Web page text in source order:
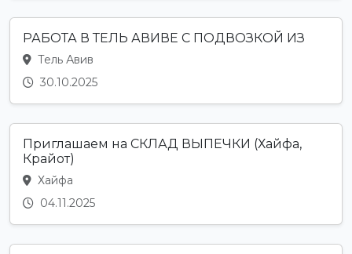
РАБОТА В ТЕЛЬ АВИВЕ С ПОДВОЗКОЙ ИЗ
Тель Авив
30.10.2025
Приглашаем на СКЛАД ВЫПЕЧКИ (Хайфа,
Крайот)
Хайфа
04.11.2025